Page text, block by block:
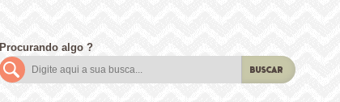
Procurando algo ?
BUSCAR